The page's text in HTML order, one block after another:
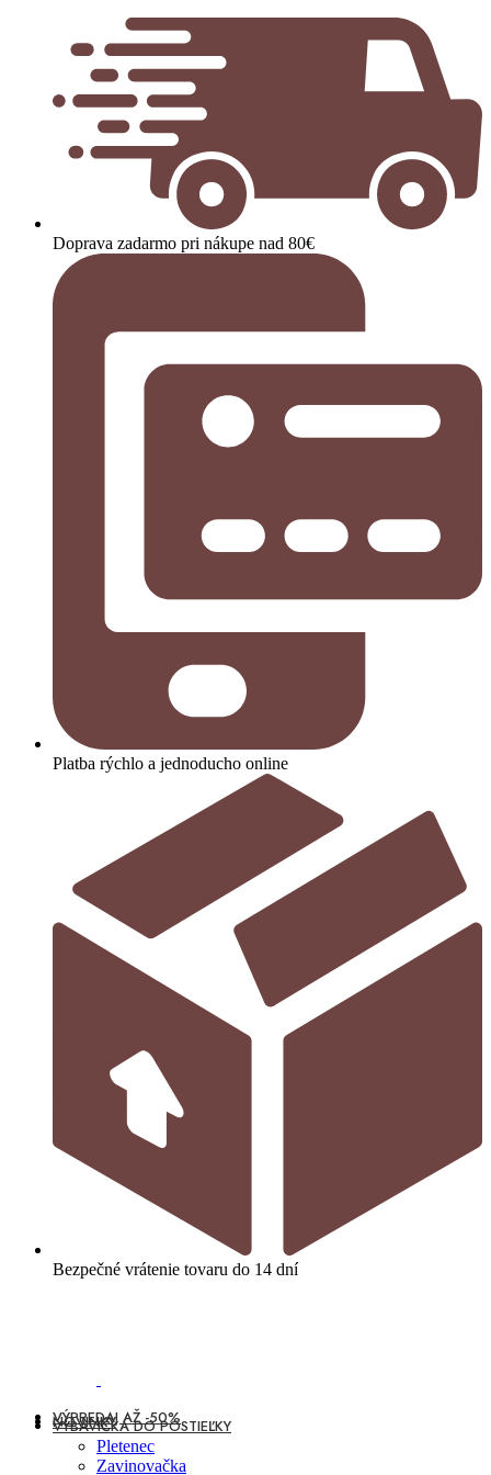
Doprava zadarmo pri nákupe nad 80€
Platba rýchlo a jednoducho online
Bezpečné vrátenie tovaru do 14 dní
VÝPREDAJ AŽ -50%
NOVINKY
VÝBAVIČKA DO POSTIEĽKY
Pletenec
Zavinovačka